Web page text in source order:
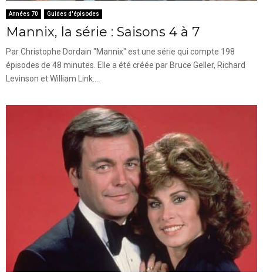
Années 70 Guides d'épisodes
Mannix, la série : Saisons 4 à 7
Par Christophe Dordain "Mannix" est une série qui compte 198
épisodes de 48 minutes. Elle a été créée par Bruce Geller, Richard
Levinson et William Link....